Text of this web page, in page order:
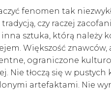
fenomen tak
czy raczej
sztuka, którą należy
Większość
ograniczone
Nie tłoczą się w
artefaktami. Nie